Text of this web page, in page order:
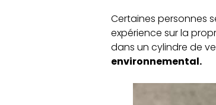
Certaines personnes
expérience sur la
dans un cylindre de
environnemental.